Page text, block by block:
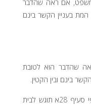
אם ראה שהדבר
בעניין הקשר בינם
שהדבר הוא לטובת
בינם ובין הקטין.
(ב) בקשה לפי סעיף זה ולפי סעיף 28א תוגש לבית